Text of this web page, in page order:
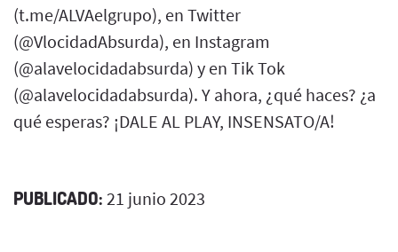
(t.me/ALVAelgrupo), en Twitter
(@VlocidadAbsurda), en Instagram
(@alavelocidadabsurda) y en Tik Tok
(@alavelocidadabsurda). Y ahora, ¿qué haces? ¿a
qué esperas? ¡DALE AL PLAY, INSENSATO/A!
PUBLICADO: 21 junio 2023